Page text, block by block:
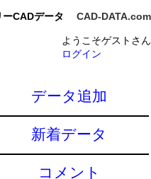
CADデータ CAD-DATA.com
ようこそゲストさん
ログイン
データ追加
新着データ
コメント